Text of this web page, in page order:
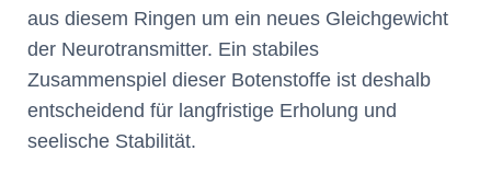
aus diesem Ringen um ein neues Gleichgewicht
der Neurotransmitter. Ein stabiles
Zusammenspiel dieser Botenstoffe ist deshalb
entscheidend für langfristige Erholung und
seelische Stabilität.